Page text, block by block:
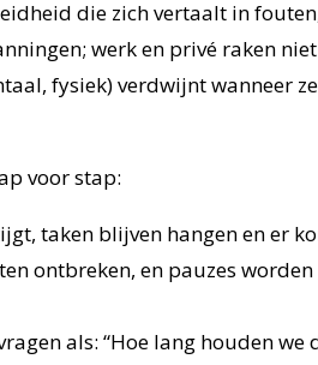
die zich vertaalt in
werk en privé raken
fysiek) verdwijnt wanneer
voor stap:
taken blijven hangen en er
ontbreken, en pauzes worden
als: “Hoe lang houden we